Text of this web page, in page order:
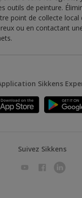
outils de peinture.
point de collecte local
ou en contactant
Sikkens
Suivez Sikkens